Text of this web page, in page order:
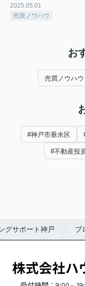
2025.05.01
売買ノウハウ
お
売買ノウハウ
#神戸市垂水区
#不動産投
グサポート神戸 ブ